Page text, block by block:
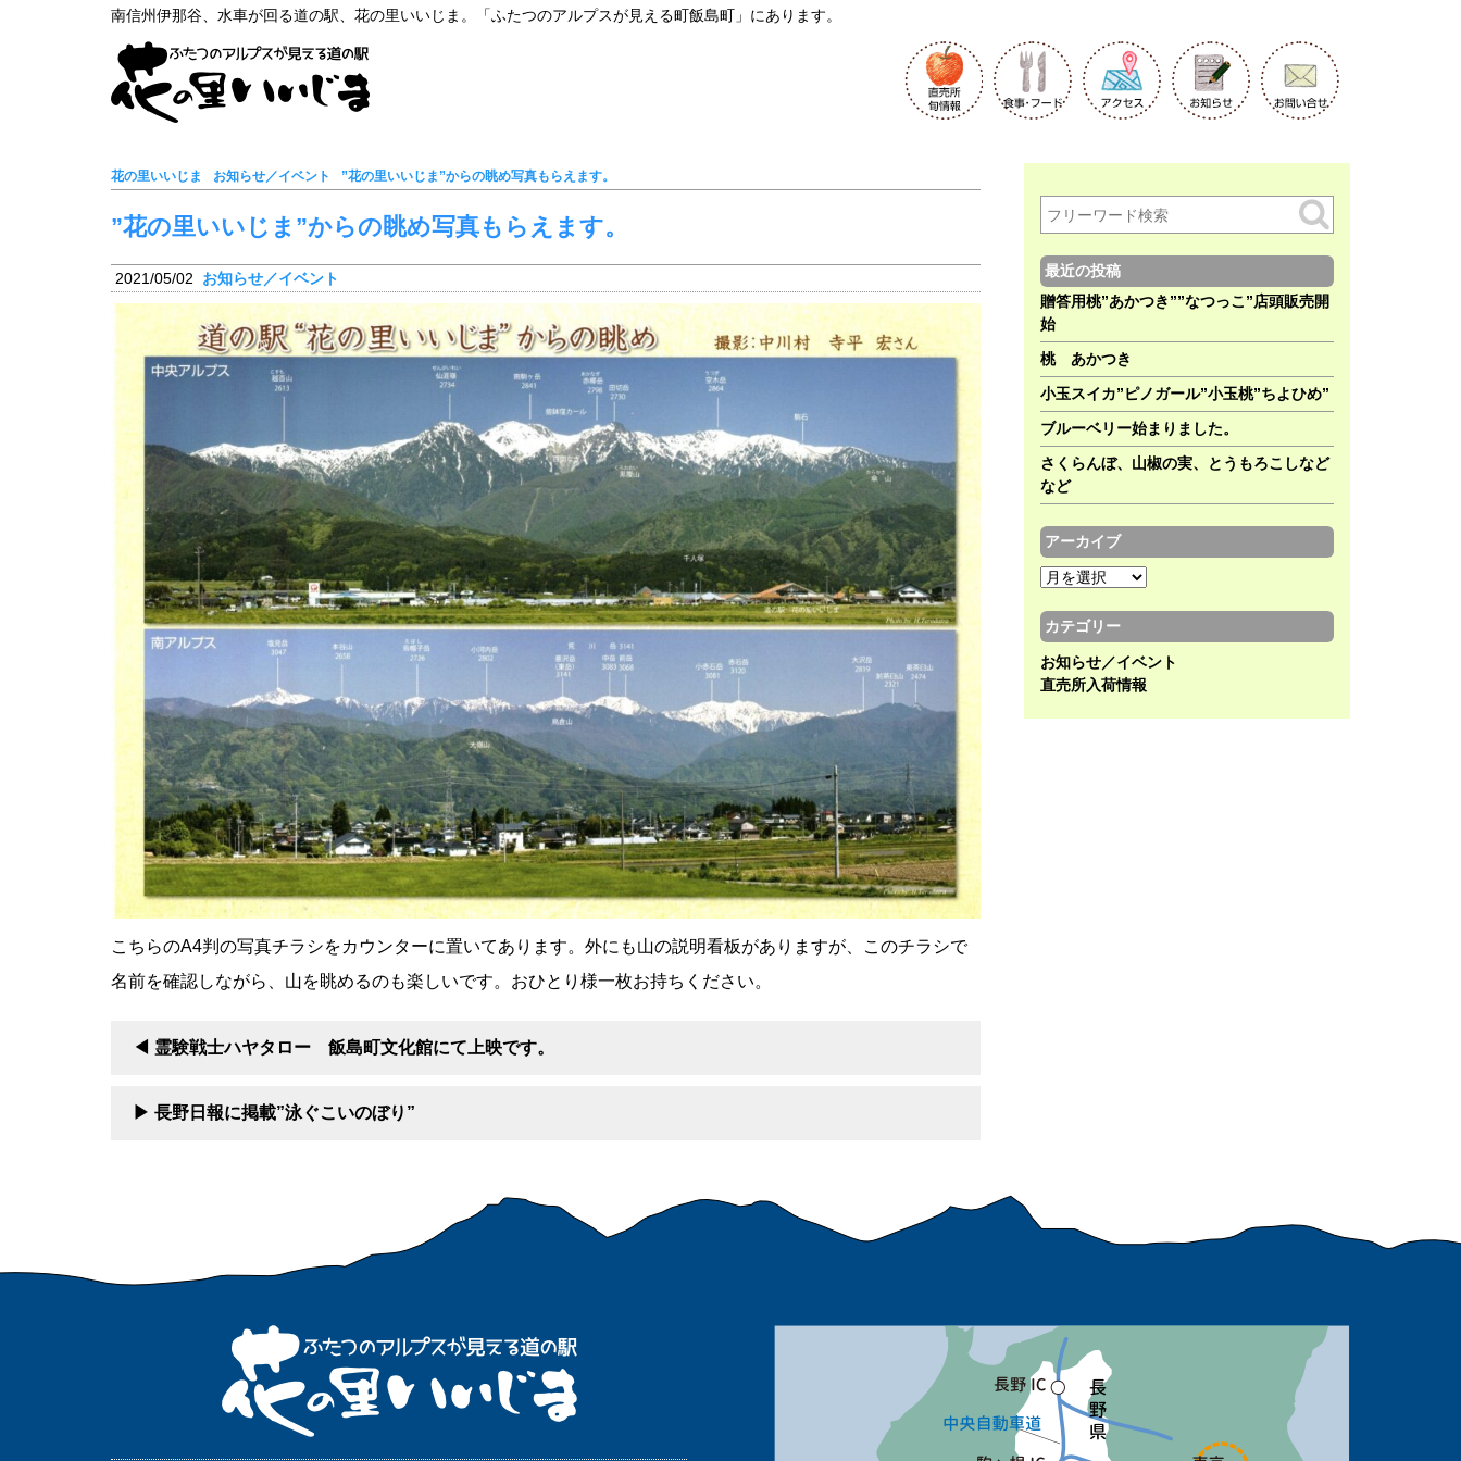
南信州伊那谷、水車が回る道の駅、花の里いいじま。「ふたつのアルプスが見える町飯島町」にあります。
花の里いいじま お知らせ／イベント ”花の里いいじま”からの眺め写真もらえます。
”花の里いいじま”からの眺め写真もらえます。
2021/05/02 お知らせ／イベント
こちらのA4判の写真チラシをカウンターに置いてあります。外にも山の説明看板がありますが、このチラシで
名前を確認しながら、山を眺めるのも楽しいです。おひとり様一枚お持ちください。
霊験戦士ハヤタロー 飯島町文化館にて上映です。
長野日報に掲載”泳ぐこいのぼり”
最近の投稿
贈答用桃”あかつき””なつっこ”店頭販売開
始
桃 あかつき
小玉スイカ”ピノガール”小玉桃”ちよひめ”
ブルーベリー始まりました。
さくらんぼ、山椒の実、とうもろこしなど
など
アーカイブ
ア
カ
イ
ブ
カテゴリー
お知らせ／イベント
直売所入荷情報